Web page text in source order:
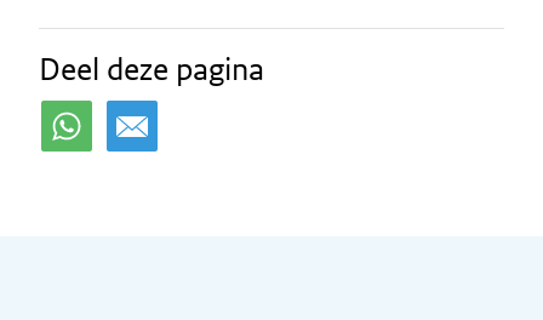
Deel deze pagina